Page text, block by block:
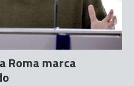
Roma marca